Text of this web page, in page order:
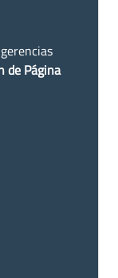
de Página